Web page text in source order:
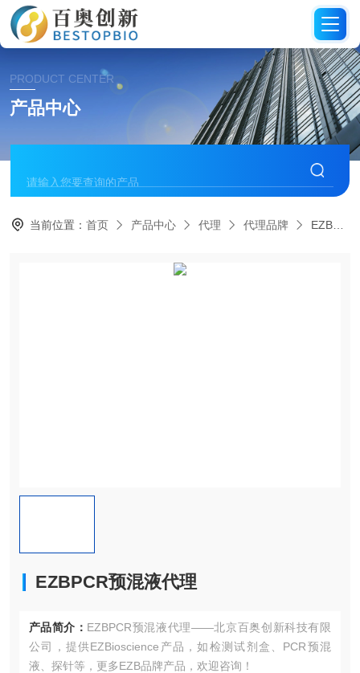
PRODUCT CENTER
产品中心
当前位置：首页 产品中心 代理 代理品牌 EZBPCR预混液代理
EZBPCR预混液代理
产品简介： EZBPCR预混液代理——北京百奥创新科技有限
公司，提供EZBioscience产品，如检测试剂盒、PCR预混
液、探针等，更多EZB品牌产品，欢迎咨询！